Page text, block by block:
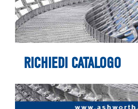
RICHIEDI CATALOGO